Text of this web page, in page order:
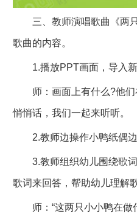
三、教师演唱歌曲《两只
歌曲的内容。
1.播放PPT画面，导入新
师：画面上有什么?他们
悄悄话，我们一起来听听。
2.教师边操作小鸭纸偶边
3.教师组织幼儿围绕歌词
歌词来回答，帮助幼儿理解
师：“这两只小小鸭在做什